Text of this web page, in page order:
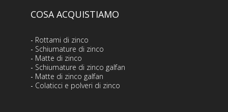
COSA ACQUISTIAMO
- Rottami di zinco
- Schiumature di zinco
- Matte di zinco
- Schiumature di zinco galfan
- Matte di zinco galfan
- Colaticci e polveri di zinco